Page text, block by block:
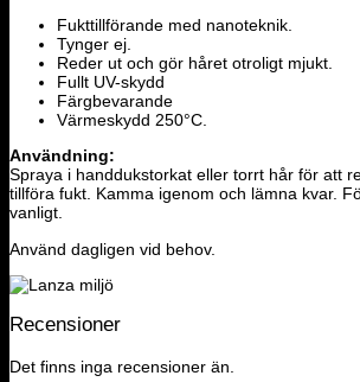
Fukttillförande med nanoteknik.
Tynger ej.
Reder ut och gör håret otroligt mjukt.
Fullt UV-skydd
Färgbevarande
Värmeskydd 250°C.
Användning:
Spraya i handdukstorkat eller torrt hår för att
tillföra fukt. Kamma igenom och lämna kvar.
vanligt.
Använd dagligen vid behov.
Recensioner
Det finns inga recensioner än.